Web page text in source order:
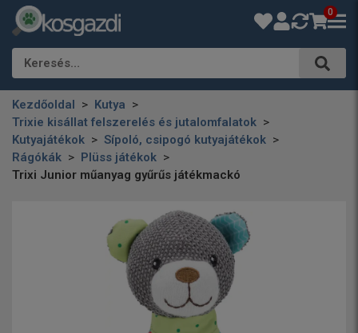
0
Keresés…
Kezdőoldal
Kutya
Trixie kisállat felszerelés és jutalomfalatok
Kutyajátékok
Sípoló, csipogó kutyajátékok
Rágókák
Plüss játékok
Trixi Junior műanyag gyűrűs játékmackó